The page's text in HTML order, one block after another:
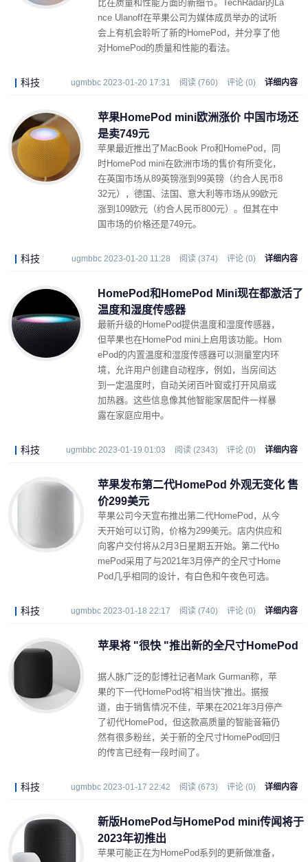
比在质量和性能方面的新细节。TechRadar的La
nce Ulanoff在苹果公司为媒体成员举办的试听
会上有机会聆听了新的HomePod，并分享了他
对HomePod的质量和性能的看法。
科技 ugmbbc 2023-01-20 17:31 阅读 (760) 评论 (0) 详细内容
苹果HomePod mini欧洲涨价 中国市场还
是卖749元
苹果最近推出了MacBook Pro和HomePod，同
时HomePod mini在欧洲市场的售价有所变化，
在英国市场从89英镑涨到99英镑（约合人民币8
32元），德国、法国、意大利等市场从99欧元
涨到109欧元（约合人民币800元）。但其在中
国市场的价格还是749元。
科技 ugmbbc 2023-01-20 11:28 阅读 (374) 评论 (0) 详细内容
HomePod和HomePod Mini现在都激活了
温度和湿度传感器
最新升级的HomePod提供温度和湿度传感器，
但苹果也在HomePod mini上启用该功能。Hom
ePod的内置温度和湿度传感器可以测量室内环
境，允许用户创建自动程序，例如，当房间达
到一定温度时，自动关闭百叶窗或打开风扇或
加热器。这些信息像其他智能家居配件一样暴
露在家庭应用中。
科技 ugmbbc 2023-01-19 01:03 阅读 (2343) 评论 (0) 详细内容
苹果发布第二代HomePod 外观无变化 售
价299美元
苹果公司今天宣布推出第二代HomePod，从今
天开始可以订购，价格为299美元。店内供应和
向客户交付将从2月3日星期五开始。第二代Ho
mePod采用了与2021年3月停产的全尺寸Home
Pod几乎相同的设计，有白色和午夜色可选。
科技 ugmbbc 2023-01-18 22:17 阅读 (740) 评论 (0) 详细内容
苹果将 "很快 "推出新的全尺寸HomePod
据人脉广泛的彭博社记者Mark Gurman称，苹
果的下一代HomePod将"相当快"推出。据报
道，由于销售情况不佳，苹果在2021年3月停产
了初代HomePod，但这款高质量的智能音箱仍
然有很多粉丝，关于新的全尺寸HomePod回归
的传言已经有一段时间了。
科技 ugmbbc 2023-01-17 22:42 阅读 (673) 评论 (0) 详细内容
新版HomePod与HomePod mini传闻将于
2023年初推出
苹果可能正在为HomePod系列的更新做准备，